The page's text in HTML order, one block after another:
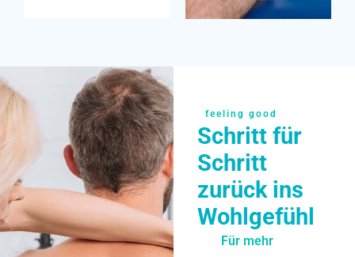
feeling good
Schritt für
Schritt
zurück ins
Wohlgefühl
Für mehr